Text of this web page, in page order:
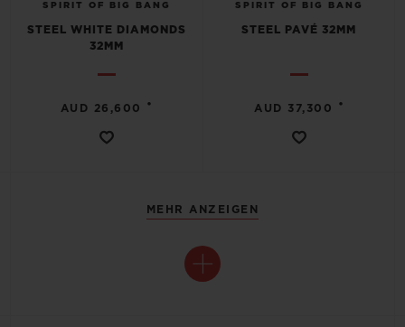
SPIRIT OF BIG BANG
STEEL WHITE DIAMONDS
32MM
AUD 26,600 •
SPIRIT OF BIG BANG
STEEL PAVÉ 32MM
AUD 37,300 •
MEHR ANZEIGEN